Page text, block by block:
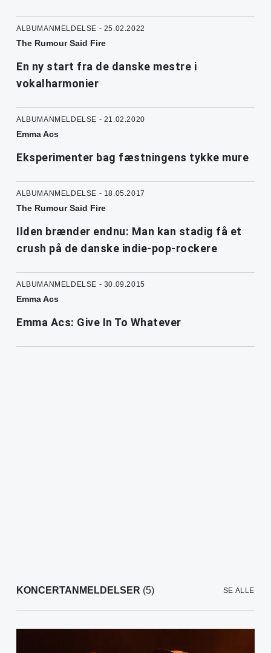
ALBUMANMELDELSE - 25.02.2022
The Rumour Said Fire
En ny start fra de danske mestre i
vokalharmonier
ALBUMANMELDELSE - 21.02.2020
Emma Acs
Eksperimenter bag fæstningens tykke mure
ALBUMANMELDELSE - 18.05.2017
The Rumour Said Fire
Ilden brænder endnu: Man kan stadig få et
crush på de danske indie-pop-rockere
ALBUMANMELDELSE - 30.09.2015
Emma Acs
Emma Acs: Give In To Whatever
KONCERTANMELDELSER (5) SE ALLE